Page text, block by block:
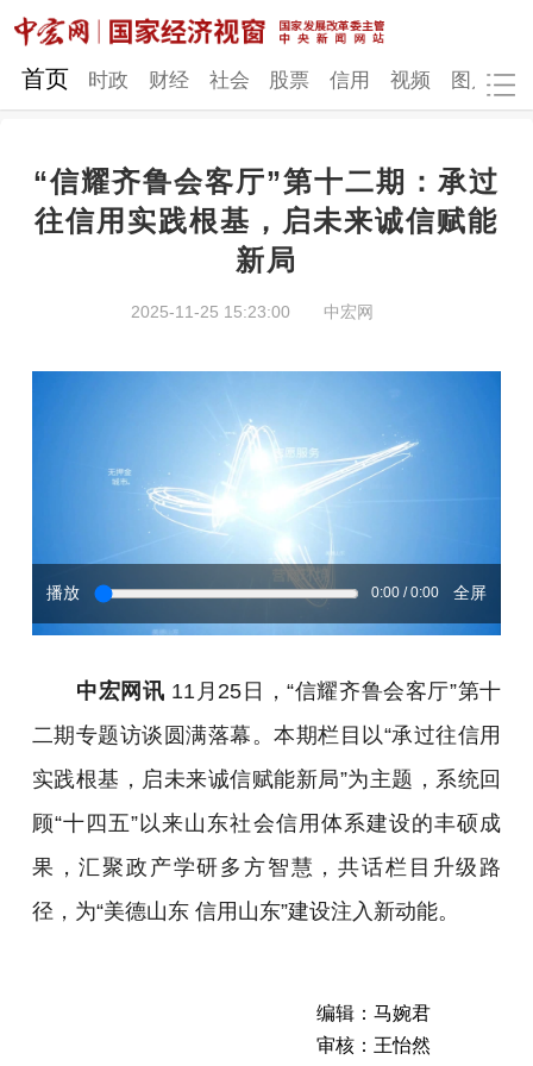
网站地图
时政 财经 社会 股票
中宏研究 营商环境
首页 时政 财经 社会 股票 信用 视频 图片
“信耀齐鲁会客厅”第十二期：承过
往信用实践根基，启未来诚信赋能
新局
2025-11-25 15:23:00 中宏网
播放 0:00 / 0:00 全屏
中宏网讯 11月25日，“信耀齐鲁会客厅”第十
二期专题访谈圆满落幕。本期栏目以“承过往信用
实践根基，启未来诚信赋能新局”为主题，系统回
顾“十四五”以来山东社会信用体系建设的丰硕成
果，汇聚政产学研多方智慧，共话栏目升级路
径，为“美德山东 信用山东”建设注入新动能。
编辑：马婉君
审核：王怡然